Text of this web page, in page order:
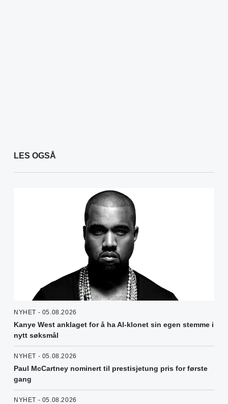
LES OGSÅ
NYHET - 05.08.2026
Kanye West anklaget for å ha AI-klonet sin egen stemme i
nytt søksmål
NYHET - 05.08.2026
Paul McCartney nominert til prestisjetung pris for første
gang
NYHET - 05.08.2026